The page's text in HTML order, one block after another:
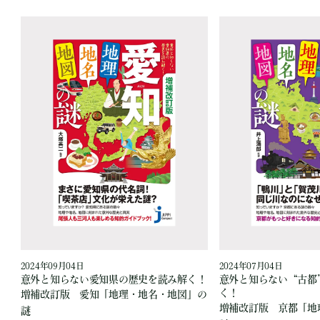
2024年09月04日
意外と知らない愛知県の歴史を読み解く！
増補改訂版 愛知「地理・地名・地図」の
謎
2024年07月04日
意外と知らない“古
く！
増補改訂版 京都「地